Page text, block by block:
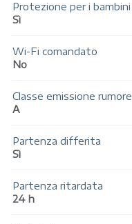
Protezione per i bambini
Sì
Wi-Fi comandato
No
Classe emissione rumore
A
Partenza differita
Sì
Partenza ritardata
24 h